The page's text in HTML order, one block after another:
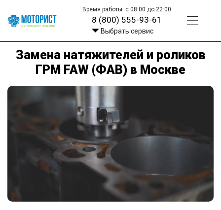
Время работы: с 08:00 до 22:00
8 (800) 555-93-61
Выбрать сервис
Замена натяжителей и роликов
ГРМ FAW (ФАВ) в Москве